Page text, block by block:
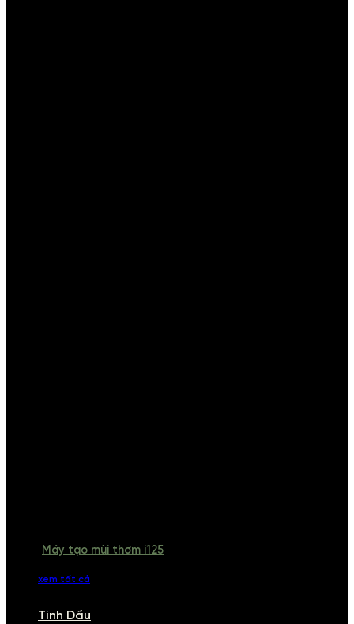
Máy tạo mùi thơm i125
xem tất cả
Tinh Dầu